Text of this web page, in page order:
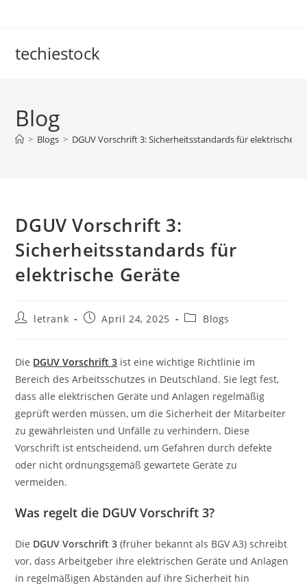
techiestock
Blog
> Blogs > DGUV Vorschrift 3: Sicherheitsstandards für elektrische
DGUV Vorschrift 3:
Sicherheitsstandards für
elektrische Geräte
Postletrank
PostApril 24, 2025
PostBlogs
Die DGUV Vorschrift 3 ist eine wichtige Richtlinie im
Bereich des Arbeitsschutzes in Deutschland. Sie legt fest,
dass alle elektrischen Geräte und Anlagen regelmäßig
geprüft werden müssen, um die Sicherheit der Mitarbeiter
zu gewährleisten und Unfälle zu verhindern. Diese
Vorschrift ist entscheidend, um Gefahren durch defekte
oder nicht ordnungsgemäß gewartete Geräte zu
vermeiden.
Was regelt die DGUV Vorschrift 3?
Die DGUV Vorschrift 3 (früher bekannt als BGV A3) schreibt
vor, dass Arbeitgeber ihre elektrischen Geräte und Anlagen
in regelmäßigen Abständen auf ihre Sicherheit hin